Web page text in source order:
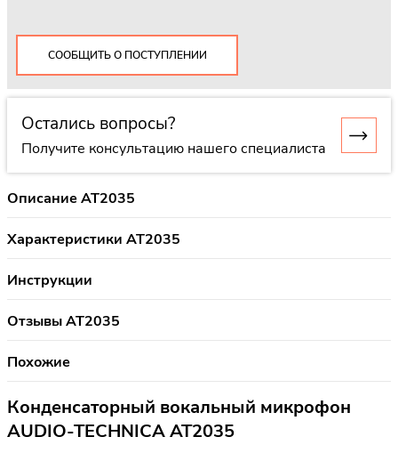
СООБЩИТЬ О ПОСТУПЛЕНИИ
Остались вопросы?
Получите консультацию нашего специалиста
Описание AT2035
Характеристики AT2035
Инструкции
Отзывы AT2035
Похожие
Конденсаторный вокальный микрофон
AUDIO-TECHNICA AT2035